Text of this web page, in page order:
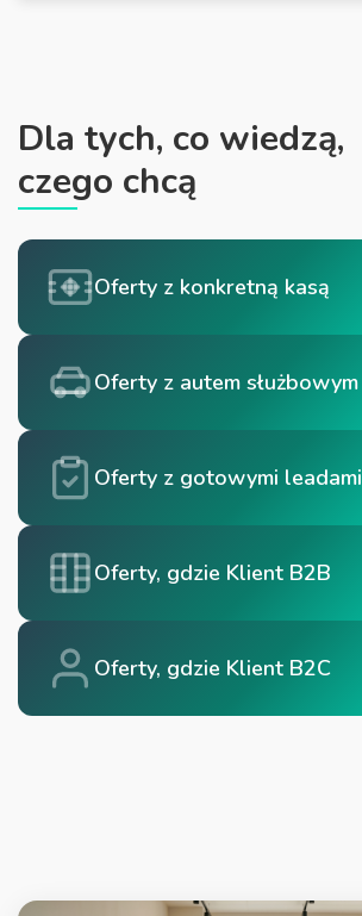
Dla tych, co wiedzą,
czego chcą
Oferty z konkretną kasą
Oferty z autem służbowym
Oferty z gotowymi leadami
Oferty, gdzie Klient B2B
Oferty, gdzie Klient B2C